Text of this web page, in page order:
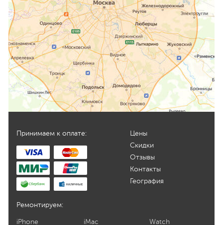
Принимаем к оплате:
Цены
Скидки
Отзывы
Контакты
География
Ремонтируем:
iPhone iMac Watch